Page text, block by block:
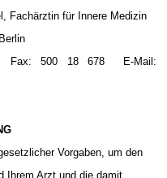
Fachärztin für Innere Medizin
Fax: 500 18 678 E-Mail:
Vorgaben, um den
Ihrem Arzt und die damit